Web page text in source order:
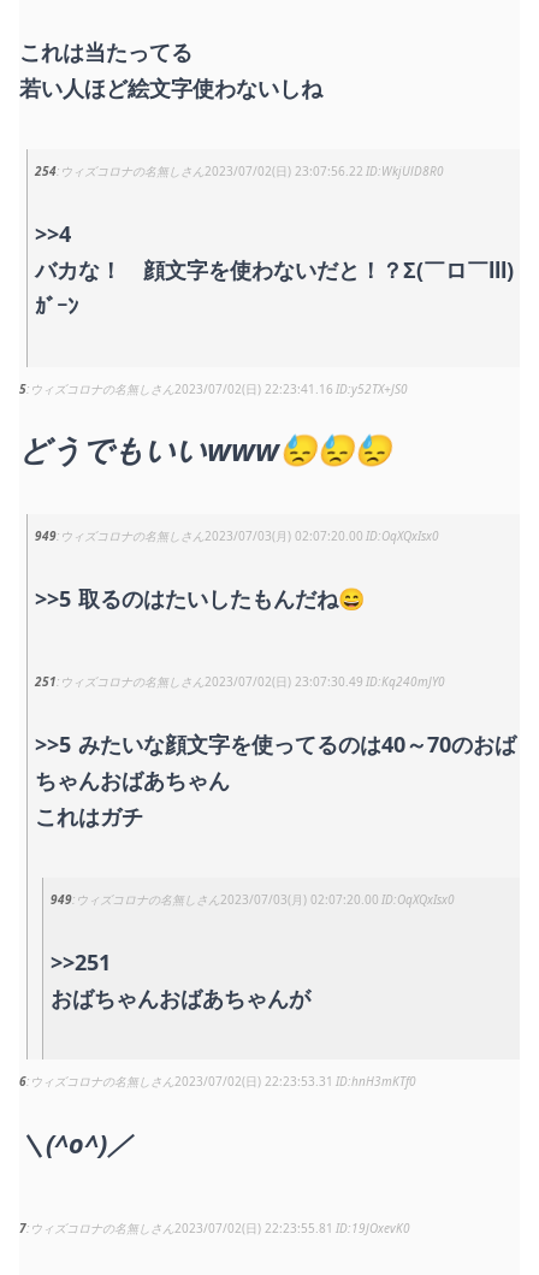
これは当たってる
若い人ほど絵文字使わないしね
254 ウィズコロナの名無しさん2023/07/02(日) 23:07:56.22 WkjUlD8R0
>>4
バカな！ 顔文字を使わないだと！？Σ(￣ロ￣lll)
ｶﾞｰﾝ
5 ウィズコロナの名無しさん2023/07/02(日) 22:23:41.16 y52TX+JS0
どうでもいいwww😓😓😓
949 ウィズコロナの名無しさん2023/07/03(月) 02:07:20.00 OqXQxIsx0
>>5 取るのはたいしたもんだね😄
251 ウィズコロナの名無しさん2023/07/02(日) 23:07:30.49 Kq240mJY0
>>5 みたいな顔文字を使ってるのは40～70のおば
ちゃんおばあちゃん
これはガチ
949 ウィズコロナの名無しさん2023/07/03(月) 02:07:20.00 OqXQxIsx0
>>251
おばちゃんおばあちゃんが
6 ウィズコロナの名無しさん2023/07/02(日) 22:23:53.31 hnH3mKTf0
＼(^o^)／
7 ウィズコロナの名無しさん2023/07/02(日) 22:23:55.81 19JOxevK0